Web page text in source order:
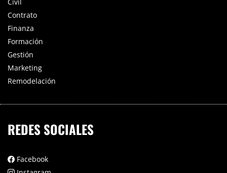
Civil
Contrato
Finanza
Formación
Gestión
Marketing
Remodelación
REDES SOCIALES
Facebook